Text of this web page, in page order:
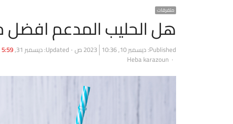
متفرقات
هل الحليب المدعم افضل
Published: ديسمبر 10, 2023 10:36 ص Updated: ديسمبر 31, 2023 5:59 م
Author
Heba karazoun